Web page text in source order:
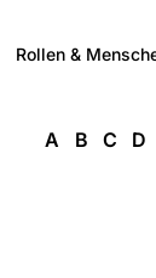
Rollen &
A B C D